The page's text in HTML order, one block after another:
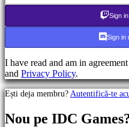
games
games
games
games
Puzzle
games
Fighting
Demouri
Sign
Sign in
I have read and am in
and Privacy Policy.
Ești deja membru? Autentifică-te
Nou pe IDC